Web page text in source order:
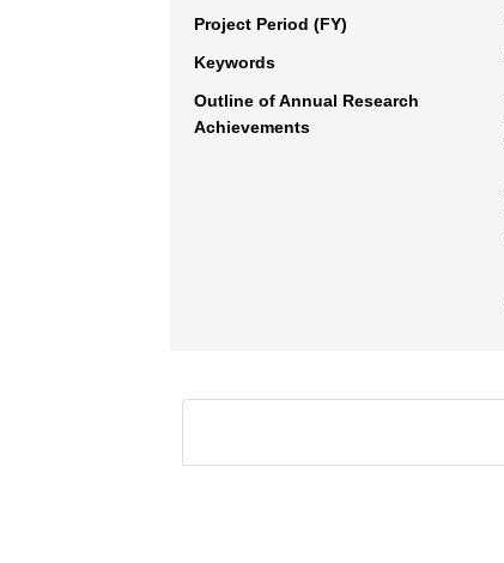
Project Period (FY)
Keywords
Outline of Annual Research
Achievements